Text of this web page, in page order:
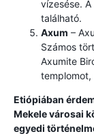
vízesése.
található.
Axum –
Számos
Axumite
Etiópiában
Mekele városai
egyedi